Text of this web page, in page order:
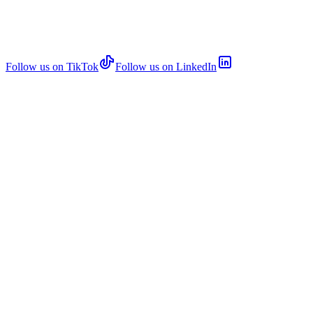
Follow us on TikTok Follow us on LinkedIn